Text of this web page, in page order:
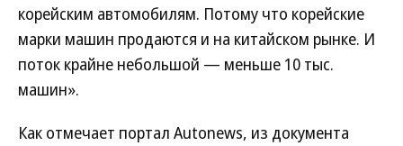
корейским автомобилям. Потому что корейские
марки машин продаются и на китайском рынке. И
поток крайне небольшой — меньше 10 тыс.
машин».
Как отмечает портал Autonews, из документа